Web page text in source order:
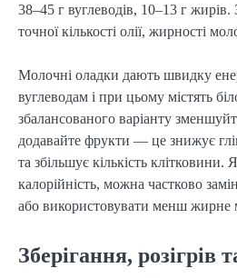
38–45 г вуглеводів, 10–13 г жирів.
точної кількості олії, жирності
Молочні оладки дають швидку
вуглеводам і при цьому містять
збалансованого варіанту
додавайте фрукти — це знижує
та збільшує кількість
калорійність, можна частково
або використовувати менш жирне
Зберігання, розігрів